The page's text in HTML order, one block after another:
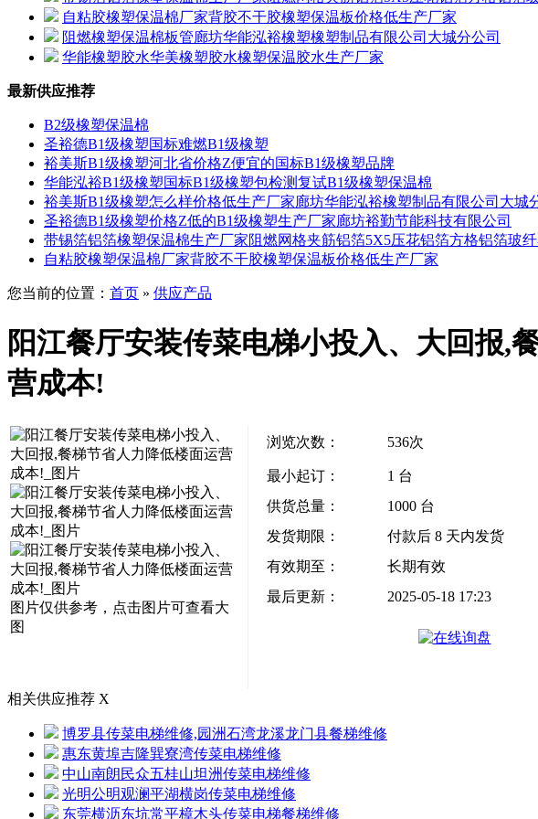
自粘胶橡塑保温棉厂家背胶不干胶橡塑保温板价格低生产厂家
阻燃橡塑保温棉板管廊坊华能泓裕橡塑橡塑制品有限公司大城分公司
华能橡塑胶水华美橡塑胶水橡塑保温胶水生产厂家
最新供应推荐
B2级橡塑保温棉
圣裕德B1级橡塑国标难燃B1级橡塑
裕美斯B1级橡塑河北省价格Z便宜的国标B1级橡塑品牌
华能泓裕B1级橡塑国标B1级橡塑包检测复试B1级橡塑保温棉
裕美斯B1级橡塑怎么样价格低生产厂家廊坊华能泓裕橡塑制品有限公司大城
圣裕德B1级橡塑价格Z低的B1级橡塑生产厂家廊坊裕勤节能科技有限公司
带锡箔铝箔橡塑保温棉生产厂家阻燃网格夹筋铝箔5X5压花铝箔方格铝箔玻
自粘胶橡塑保温棉厂家背胶不干胶橡塑保温板价格低生产厂家
您当前的位置： 首页 » 供应产品
阳江餐厅安装传菜电梯小投入、大回报,
营成本!
图片仅供参考，点击图片可查看大
图
浏览次数： 536次
最小起订：
1 台
供货总量：
1000 台
发货期限：
付款后 8 天内发货
有效期至：
长期有效
最后更新：
2025-05-18 17:23
相关供应推荐 X
博罗县传菜电梯维修,园洲石湾龙溪龙门县餐梯维修
惠东黄埠吉隆巽寮湾传菜电梯维修
中山南朗民众五桂山坦洲传菜电梯维修
光明公明观澜平湖横岗传菜电梯维修
东莞横沥东坑常平樟木头传菜电梯餐梯维修